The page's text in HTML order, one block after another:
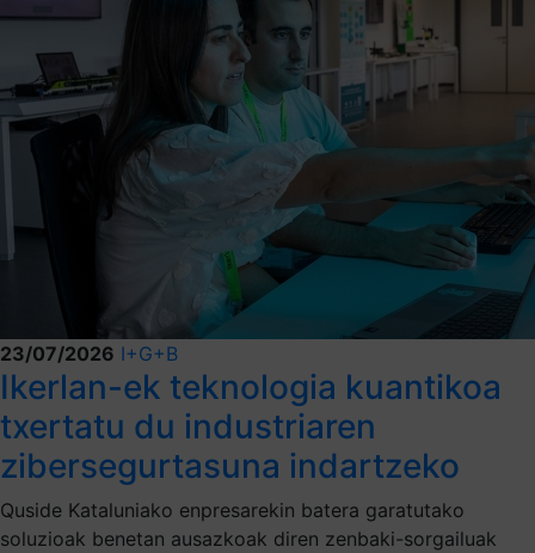
23/07/2026 I+G+B
Ikerlan-ek teknologia kuantikoa
txertatu du industriaren
zibersegurtasuna indartzeko
Quside Kataluniako enpresarekin batera garatutako
soluzioak benetan ausazkoak diren zenbaki-sorgailuak